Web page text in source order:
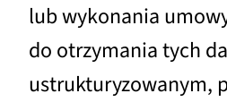
lub wykonania
do otrzymania tych
ustrukturyzowanym,